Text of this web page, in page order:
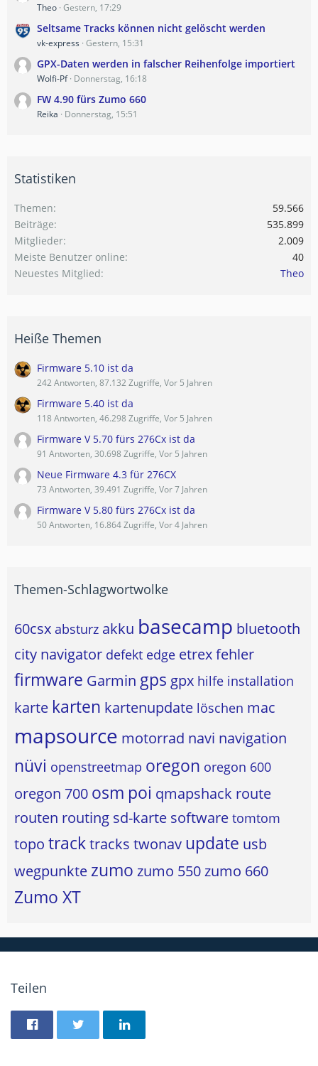
Theo Gestern, 17:29
Seltsame Tracks können nicht gelöscht werden
vk-express Gestern, 15:31
GPX-Daten werden in falscher Reihenfolge importiert
Wolfi-Pf Donnerstag, 16:18
FW 4.90 fürs Zumo 660
Reika Donnerstag, 15:51
Statistiken
Themen
59.566
Beiträge
535.899
Mitglieder
2.009
Meiste Benutzer online
40
Neuestes Mitglied
Theo
Heiße Themen
Firmware 5.10 ist da
242 Antworten, 87.132 Zugriffe, Vor 5 Jahren
Firmware 5.40 ist da
118 Antworten, 46.298 Zugriffe, Vor 5 Jahren
Firmware V 5.70 fürs 276Cx ist da
91 Antworten, 30.698 Zugriffe, Vor 5 Jahren
Neue Firmware 4.3 für 276CX
73 Antworten, 39.491 Zugriffe, Vor 7 Jahren
Firmware V 5.80 fürs 276Cx ist da
50 Antworten, 16.864 Zugriffe, Vor 4 Jahren
Themen-Schlagwortwolke
60csx absturz akku basecamp bluetooth
city navigator defekt edge etrexfehler
firmware Garmin gps gpx hilfe installation
karte karten kartenupdate löschen mac
mapsource motorrad navi navigation
nüvi openstreetmap oregon oregon 600
oregon 700 osm poi qmapshack route
routen routing sd-karte software tomtom
topo tracktracks twonav update usb
wegpunkte zumo zumo 550zumo 660
Zumo XT
Teilen